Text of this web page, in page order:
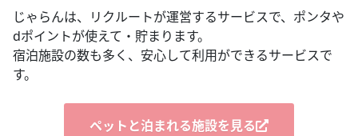
じゃらんは、リクルートが運営するサービスで、ポンタや
dポイントが使えて・貯まります。
宿泊施設の数も多く、安心して利用ができるサービスで
す。
ペットと泊まれる施設を見る